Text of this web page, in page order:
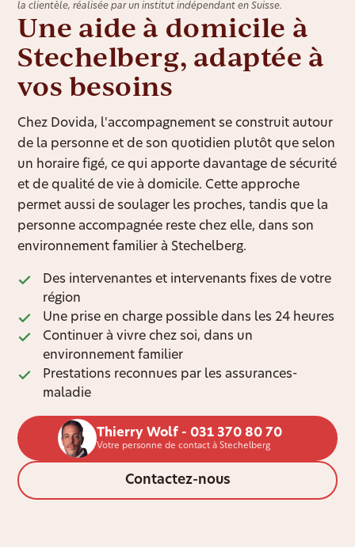
la clientèle, réalisée par un institut indépendant en Suisse.
Une aide à domicile à
Stechelberg, adaptée à
vos besoins
Chez Dovida, l'accompagnement se construit autour
de la personne et de son quotidien plutôt que selon
un horaire figé, ce qui apporte davantage de sécurité
et de qualité de vie à domicile. Cette approche
permet aussi de soulager les proches, tandis que la
personne accompagnée reste chez elle, dans son
environnement familier à Stechelberg.
Des intervenantes et intervenants fixes de votre
région
Une prise en charge possible dans les 24 heures
Continuer à vivre chez soi, dans un
environnement familier
Prestations reconnues par les assurances-
maladie
Thierry Wolf - 031 370 80 70
Votre personne de contact à Stechelberg
Contactez-nous